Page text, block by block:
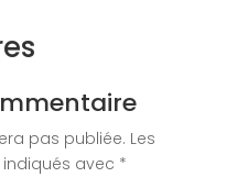
pas publiée. Les
avec *